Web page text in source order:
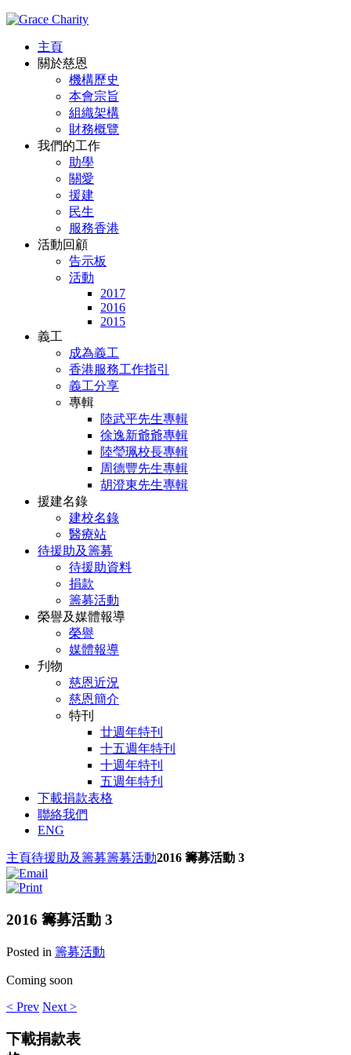
主頁
關於慈恩
機構歷史
本會宗旨
組織架構
財務概覽
我們的工作
助學
關愛
援建
民生
服務香港
活動回顧
告示板
活動
2017
2016
2015
義工
成為義工
香港服務工作指引
義工分享
專輯
陸武平先生專輯
徐逸新爺爺專輯
陸瑩珮校長專輯
周德豐先生專輯
胡澄東先生專輯
援建名錄
建校名錄
醫療站
待援助及籌募
待援助資料
捐款
籌募活動
榮譽及媒體報導
榮譽
媒體報導
刋物
慈恩近況
慈恩簡介
特刊
廿週年特刊
十五週年特刊
十週年特刊
五週年特刋
下載捐款表格
聯絡我們
ENG
主頁待援助及籌募籌募活動2016 籌募活動 3
2016 籌募活動 3
Posted in 籌募活動
Coming soon
< Prev Next >
下載捐款表